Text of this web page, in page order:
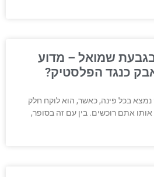
שמואל – מדוע
כנגד הפלסטיק?
נמצא בכל פינה, כאשר, הוא לוקח חלק
אתם רוכשים. בין עם זה בסופר,